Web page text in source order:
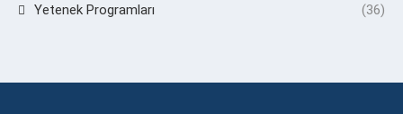
Yetenek Programları (36)